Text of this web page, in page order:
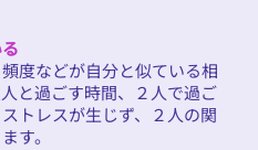
度などが自分と似ている相
と過ごす時間、２人で過ご
トレスが生じず、２人の関
す。